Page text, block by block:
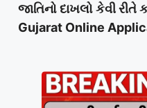
જાતિનો દાખલો કેવી
Gujarat Online